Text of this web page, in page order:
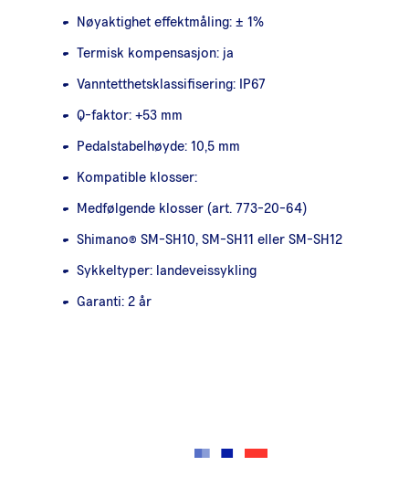
Nøyaktighet effektmåling: ± 1%
Termisk kompensasjon: ja
Vanntetthetsklassifisering: IP67
Q-faktor: +53 mm
Pedalstabelhøyde: 10,5 mm
Kompatible klosser:
Medfølgende klosser (art. 773-20-64)
Shimano® SM-SH10, SM-SH11 eller SM-SH12
Sykkeltyper: landeveissykling
Garanti: 2 år